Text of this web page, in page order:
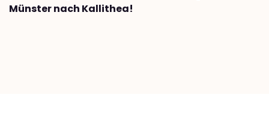
Münster nach Kallithea!